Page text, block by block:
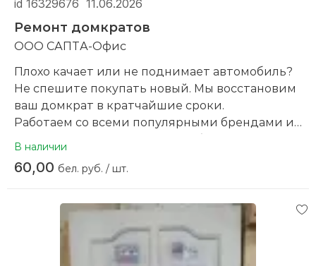
id 16329676 11.06.2026
Ремонт домкратов
ООО САПТА-Офис
Плохо качает или не поднимает автомобиль?
Не спешите покупать новый. Мы восстановим
ваш домкрат в кратчайшие сроки.
Работаем со всеми популярными брендами и
моделями. Мастера с опытом более десяти лет
Даем гарантию на работу.
юридические лица в сфере ремонта и
техническое обслуживание
Принимаем доставку autolight в Минск для
В наличии
60,00 бел. руб. / шт.